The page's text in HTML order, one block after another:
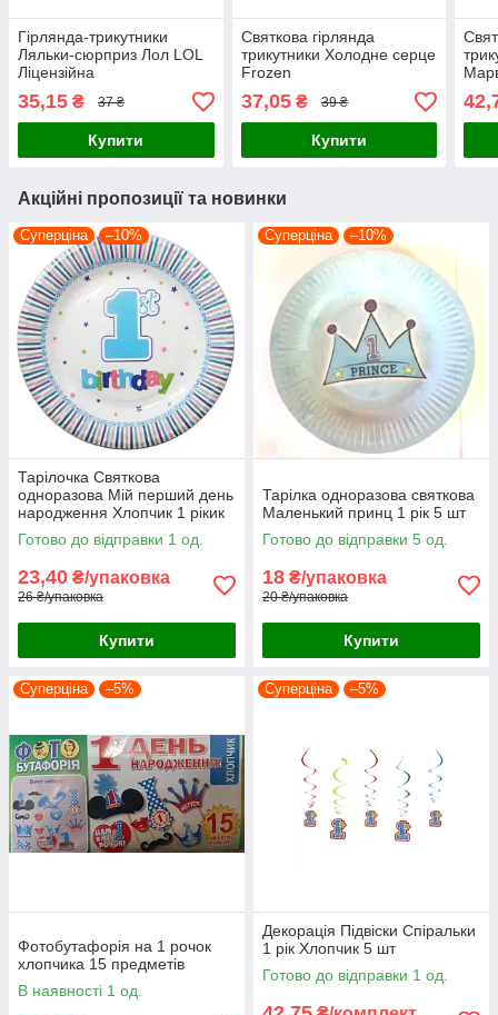
Гірлянда-трикутники
Ляльки-сюрприз Лол LOL
Ліцензійна
35,15 ₴ 37 ₴
Купити
Святкова гірлянда
трикутники Холодне серце
Frozen
37,05₴ 39 ₴
Купити
Акційні пропозиції та новинки
Суперціна –10%
Тарілочка Святкова
одноразова Мій перший день
народження Хлопчик 1 рікик
7 шт
Готово до відправки 1 од.
23,40 ₴/упаковка
26 ₴/упаковка
Купити
Суперціна –10%
Тарілка одноразова святкова
Маленький принц 1 рік 5 шт
Готово до відправки 5 од.
18 ₴/упаковка
20 ₴/упаковка
Купити
Суперціна –5%
Фотобутафорія на 1 рочок
хлопчика 15 предметів
В наявності 1 од.
Суперціна –5%
Декорація Підвіски Спіральки
1 рік Хлопчик 5 шт
Готово до відправки 1 од.